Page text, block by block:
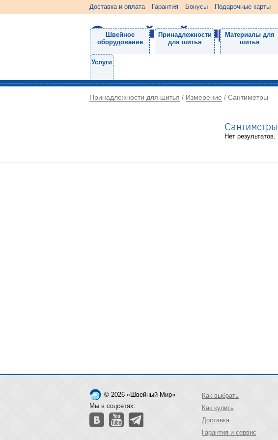
Доставка и оплата Гарантия Бонусы Подарочные карты
Швейное
оборудование
Принадлежности
для шитья
Материалы для
шитья
Услуги
Принадлежности для шитья / Измерение / Сантиметры
Сантиметры
Нет результатов.
© 2026 «Швейный Мир»
Мы в соцсетях:
Как выбрать
Как купить
Доставка
Гарантия и сервис